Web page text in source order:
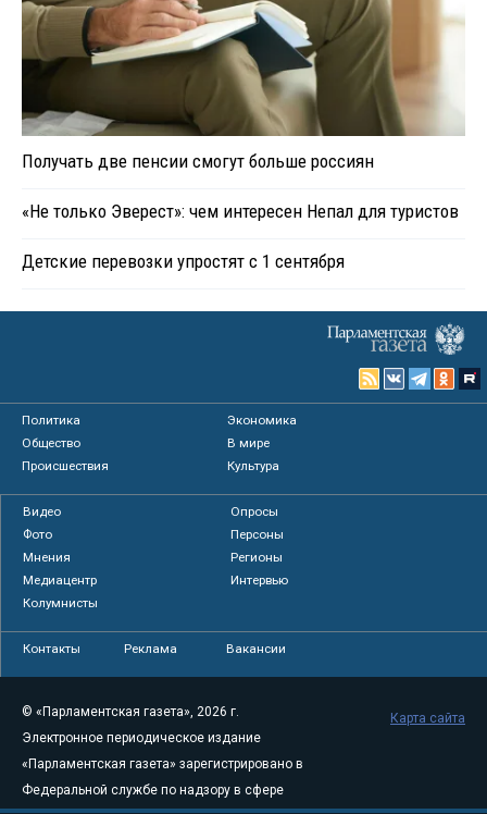
Получать две пенсии смогут больше россиян
«Не только Эверест»: чем интересен Непал для туристов
Детские перевозки упростят с 1 сентября
Политика
Экономика
Общество
В мире
Происшествия
Культура
Видео
Опросы
Фото
Персоны
Мнения
Регионы
Медиацентр
Интервью
Колумнисты
Контакты Реклама Вакансии
© «Парламентская газета», 2026 г.
Электронное периодическое издание
«Парламентская газета» зарегистрировано в
Федеральной службе по надзору в сфере
Карта сайта